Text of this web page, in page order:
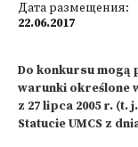
Дата размещения:
22.06.2017
Do konkursu mogą
warunki określone
z 27 lipca 2005 r. (t.
Statucie UMCS z